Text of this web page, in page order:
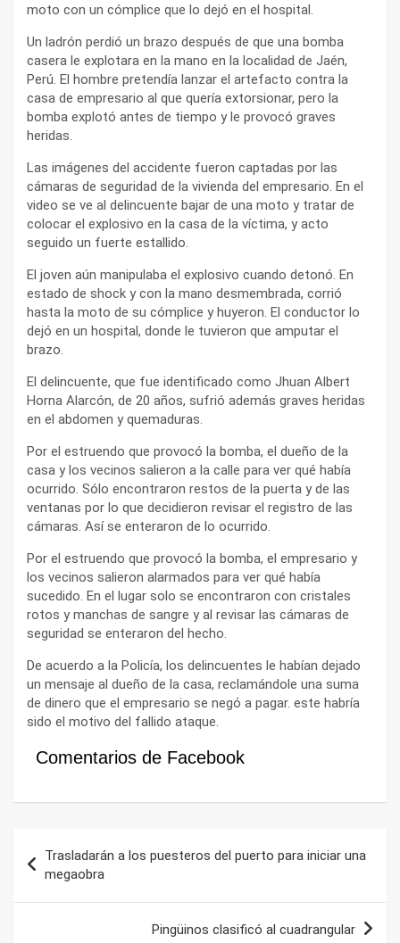
moto con un cómplice que lo dejó en el hospital.
Un ladrón perdió un brazo después de que una bomba
casera le explotara en la mano en la localidad de Jaén,
Perú. El hombre pretendía lanzar el artefacto contra la
casa de empresario al que quería extorsionar, pero la
bomba explotó antes de tiempo y le provocó graves
heridas.
Las imágenes del accidente fueron captadas por las
cámaras de seguridad de la vivienda del empresario. En el
video se ve al delincuente bajar de una moto y tratar de
colocar el explosivo en la casa de la víctima, y acto
seguido un fuerte estallido.
El joven aún manipulaba el explosivo cuando detonó. En
estado de shock y con la mano desmembrada, corrió
hasta la moto de su cómplice y huyeron. El conductor lo
dejó en un hospital, donde le tuvieron que amputar el
brazo.
El delincuente, que fue identificado como Jhuan Albert
Horna Alarcón, de 20 años, sufrió además graves heridas
en el abdomen y quemaduras.
Por el estruendo que provocó la bomba, el dueño de la
casa y los vecinos salieron a la calle para ver qué había
ocurrido. Sólo encontraron restos de la puerta y de las
ventanas por lo que decidieron revisar el registro de las
cámaras. Así se enteraron de lo ocurrido.
Por el estruendo que provocó la bomba, el empresario y
los vecinos salieron alarmados para ver qué había
sucedido. En el lugar solo se encontraron con cristales
rotos y manchas de sangre y al revisar las cámaras de
seguridad se enteraron del hecho.
De acuerdo a la Policía, los delincuentes le habían dejado
un mensaje al dueño de la casa, reclamándole una suma
de dinero que el empresario se negó a pagar. este habría
sido el motivo del fallido ataque.
Comentarios de Facebook
de
entradas
Trasladarán a los puesteros del puerto para iniciar una
megaobra
Pingüinos clasificó al cuadrangular